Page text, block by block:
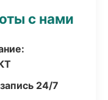
с нами
24/7